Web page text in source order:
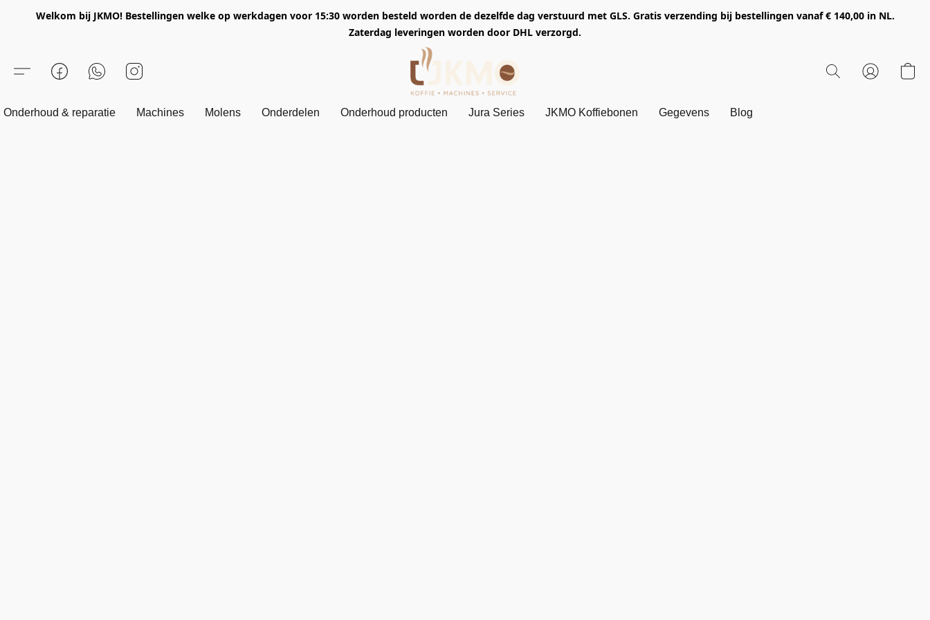
Welkom bij JKMO! Bestellingen welke op werkdagen voor 15:30 worden besteld worden de dezelfde dag verstuurd met GLS. Gratis verzending bij bestellingen vanaf € 140,00 in NL.
Zaterdag leveringen worden door DHL verzorgd.
Onderhoud & reparatie Machines Molens Onderdelen Onderhoud producten Jura Series JKMO Koffiebonen Gegevens Blog